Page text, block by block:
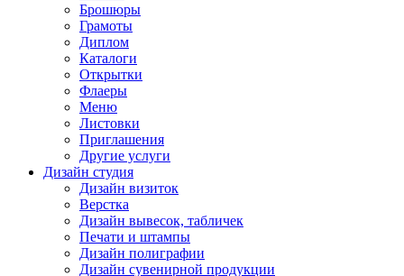
Брошюры
Грамоты
Диплом
Каталоги
Открытки
Флаеры
Меню
Листовки
Приглашения
Другие услуги
Дизайн студия
Дизайн визиток
Верстка
Дизайн вывесок, табличек
Печати и штампы
Дизайн полиграфии
Дизайн сувенирной продукции